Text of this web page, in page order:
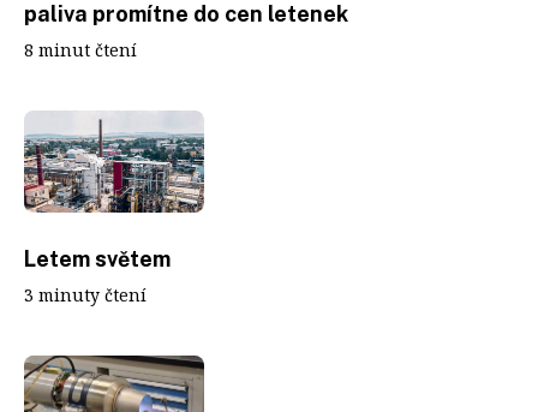
paliva promítne do cen letenek
8 minut čtení
Letem světem
3 minuty čtení